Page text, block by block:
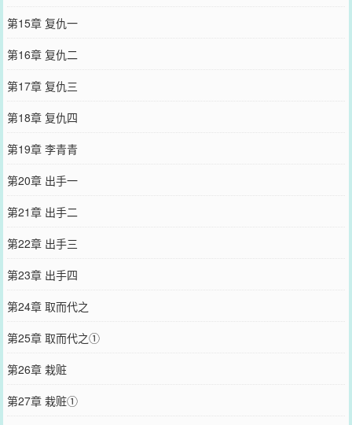
第15章 复仇一
第16章 复仇二
第17章 复仇三
第18章 复仇四
第19章 李青青
第20章 出手一
第21章 出手二
第22章 出手三
第23章 出手四
第24章 取而代之
第25章 取而代之①
第26章 栽赃
第27章 栽赃①